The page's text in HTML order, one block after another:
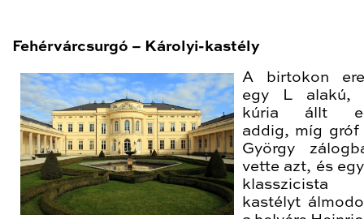
Fehérvárcsurgó – Károlyi-kastély
A birtokon
egy L alakú,
kúria állt
addig, míg gróf
György
vette azt, és
klasszicista
kastélyt